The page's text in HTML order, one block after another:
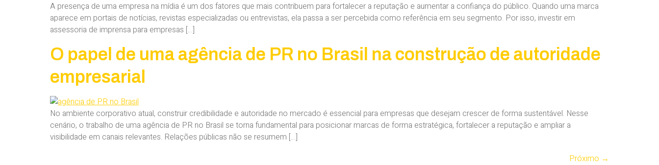
A presença de uma empresa na mídia é um dos fatores que mais contribuem para fortalecer a reputação e aumentar a confiança do público. Quando uma marca
aparece em portais de notícias, revistas especializadas ou entrevistas, ela passa a ser percebida como referência em seu segmento. Por isso, investir em
assessoria de imprensa para empresas […]
O papel de uma agência de PR no Brasil na construção de autoridade
empresarial
No ambiente corporativo atual, construir credibilidade e autoridade no mercado é essencial para empresas que desejam crescer de forma sustentável. Nesse
cenário, o trabalho de uma agência de PR no Brasil se torna fundamental para posicionar marcas de forma estratégica, fortalecer a reputação e ampliar a
visibilidade em canais relevantes. Relações públicas não se resumem […]
Próximo →